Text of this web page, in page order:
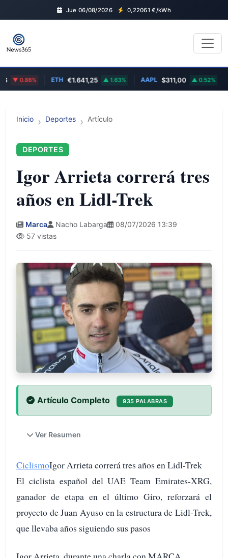
Jue 06/08/2026 0,22061 €/kWh
0.86% €1.641,25 1.63% AAPL $311,00 0.52%
Inicio Deportes Artículo
DEPORTES
Igor Arrieta correrá tres
años en Lidl-Trek
Marca Nacho Labarga
08/07/2026 13:39
57 vistas
Artículo Completo 935 PALABRAS
Ver Resumen
CiclismoIgor Arrieta correrá tres años en Lidl-Trek
El ciclista español del UAE Team Emirates-XRG,
ganador de etapa en el último Giro, reforzará el
proyecto de Juan Ayuso en la estructura de Lidl-Trek,
que llevaba años siguiendo sus pasos